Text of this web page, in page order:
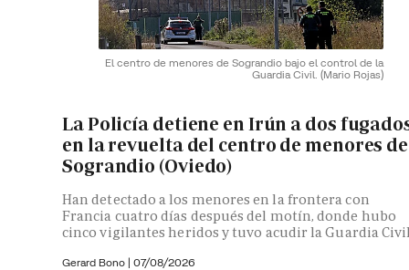
El centro de menores de Sograndio bajo el control de la
Guardia Civil. (Mario Rojas)
La Policía detiene en Irún a dos
en la revuelta del centro de menores de
Sograndio (Oviedo)
Han detectado a los menores en la frontera con
Francia cuatro días después del motín, donde hubo
cinco vigilantes heridos y tuvo acudir la Guardia
Gerard Bono | 07/08/2026